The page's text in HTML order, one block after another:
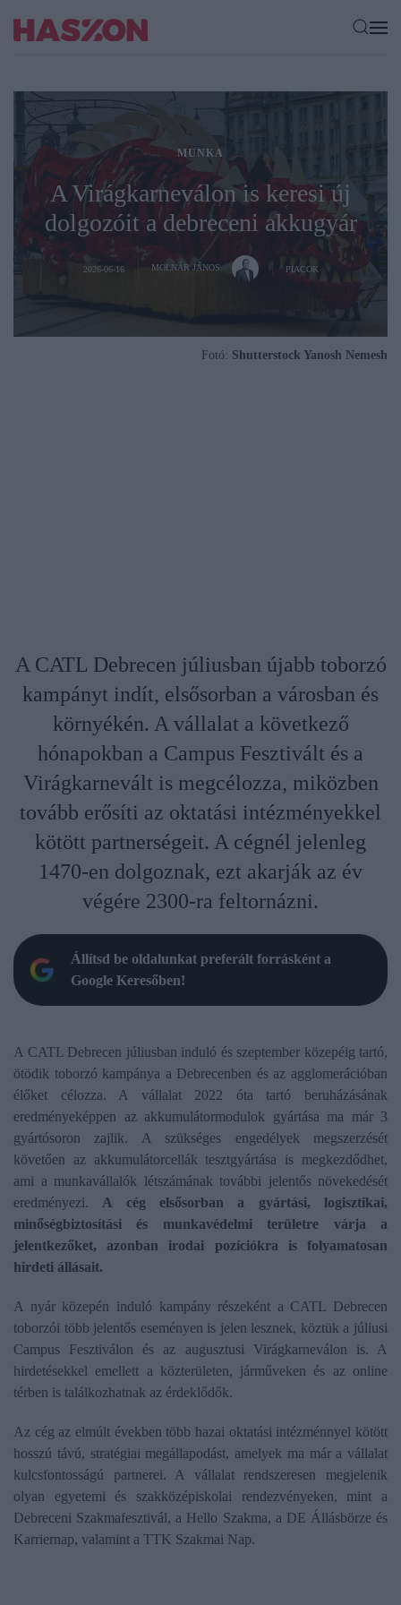
MUNKA
A Virágkarneválon is keresi új
dolgozóit a debreceni akkugyár
2026-06-16 MOLNÁR JÁNOS PIACOK
Fotó: Shutterstock Yanosh Nemesh
A CATL Debrecen júliusban újabb toborzó
kampányt indít, elsősorban a városban és
környékén. A vállalat a következő
hónapokban a Campus Fesztivált és a
Virágkarnevált is megcélozza, miközben
tovább erősíti az oktatási intézményekkel
kötött partnerségeit. A cégnél jelenleg
1470-en dolgoznak, ezt akarják az év
végére 2300-ra feltornázni.
Állítsd be oldalunkat preferált forrásként a
Google Keresőben!
A CATL Debrecen júliusban induló és szeptember közepéig tartó,
ötödik toborzó kampánya a Debrecenben és az agglomerációban
élőket célozza. A vállalat 2022 óta tartó beruházásának
eredményeképpen az akkumulátormodulok gyártása ma már 3
gyártósoron zajlik. A szükséges engedélyek megszerzését
követően az akkumulátorcellák tesztgyártása is megkezdődhet,
ami a munkavállalók létszámának további jelentős növekedését
eredményezi. A cég elsősorban a gyártási, logisztikai,
minőségbiztosítási és munkavédelmi területre várja a
jelentkezőket, azonban irodai pozíciókra is folyamatosan
hirdeti állásait.
A nyár közepén induló kampány részeként a CATL Debrecen
toborzói több jelentős eseményen is jelen lesznek, köztük a júliusi
Campus Fesztiválon és az augusztusi Virágkarneválon is. A
hirdetésekkel emellett a közterületen, járműveken és az online
térben is találkozhatnak az érdeklődők.
Az cég az elmúlt években több hazai oktatási intézménnyel kötött
hosszú távú, stratégiai megállapodást, amelyek ma már a vállalat
kulcsfontosságú partnerei. A vállalat rendszeresen megjelenik
olyan egyetemi és szakközépiskolai rendezvényeken, mint a
Debreceni Szakmafesztivál, a Hello Szakma, a DE Állásbörze és
Karriernap, valamint a TTK Szakmai Nap.